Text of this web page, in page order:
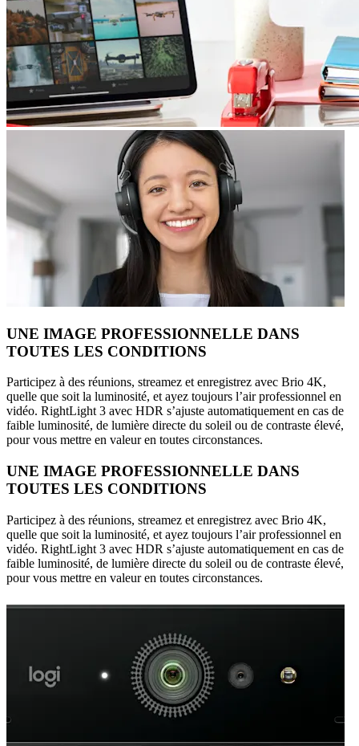
UNE IMAGE PROFESSIONNELLE DANS
TOUTES LES CONDITIONS
Participez à des réunions, streamez et enregistrez avec Brio 4K,
quelle que soit la luminosité, et ayez toujours l’air professionnel en
vidéo. RightLight 3 avec HDR s’ajuste automatiquement en cas de
faible luminosité, de lumière directe du soleil ou de contraste élevé,
pour vous mettre en valeur en toutes circonstances.
UNE IMAGE PROFESSIONNELLE DANS
TOUTES LES CONDITIONS
Participez à des réunions, streamez et enregistrez avec Brio 4K,
quelle que soit la luminosité, et ayez toujours l’air professionnel en
vidéo. RightLight 3 avec HDR s’ajuste automatiquement en cas de
faible luminosité, de lumière directe du soleil ou de contraste élevé,
pour vous mettre en valeur en toutes circonstances.